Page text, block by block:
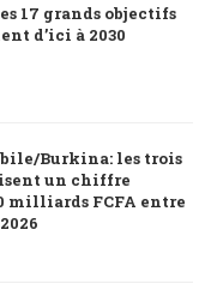
17 grands objectifs
d’ici à 2030
Burkina: les trois
un chiffre
milliards FCFA entre